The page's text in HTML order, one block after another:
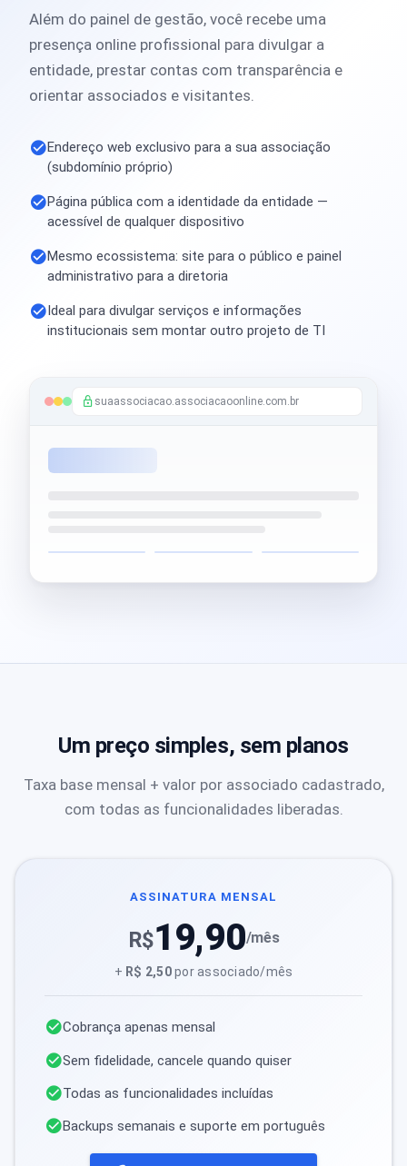
Além do painel de gestão, você recebe uma
presença online profissional para divulgar a
entidade, prestar contas com transparência e
orientar associados e visitantes.
Endereço web exclusivo para a sua associação
(subdomínio próprio)
Página pública com a identidade da entidade —
acessível de qualquer dispositivo
Mesmo ecossistema: site para o público e painel
administrativo para a diretoria
Ideal para divulgar serviços e informações
institucionais sem montar outro projeto de TI
suaassociacao.associacaoonline.com.br
Um preço simples, sem planos
Taxa base mensal + valor por associado cadastrado,
com todas as funcionalidades liberadas.
ASSINATURA MENSAL
R$19,90/mês
+ R$ 2,50por associado/mês
Cobrança apenas mensal
Sem fidelidade, cancele quando quiser
Todas as funcionalidades incluídas
Backups semanais e suporte em português